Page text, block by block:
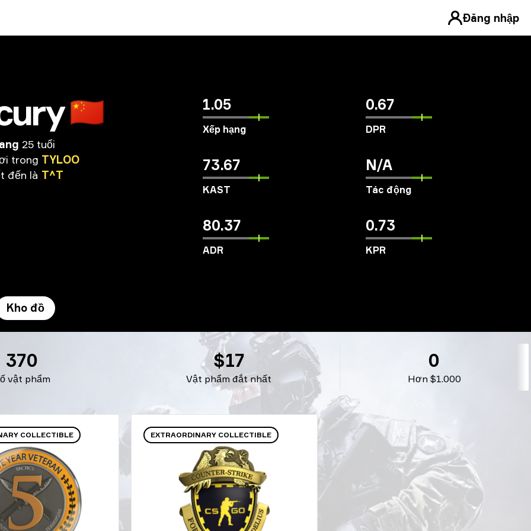
Đăng nhập
🇨🇳
25 tuổi
trong TYLOO
đến là T^T
1.05
Xếp hạng
0.67
DPR
73.67
KAST
N/A
Tác động
80.37
ADR
0.73
KPR
Kho đồ
vật phẩm
370
Vật phẩm đắt nhất
$17
Hơn $1.000
0
COLLECTIBLE EXTRAORDINARY COLLECTIBLE